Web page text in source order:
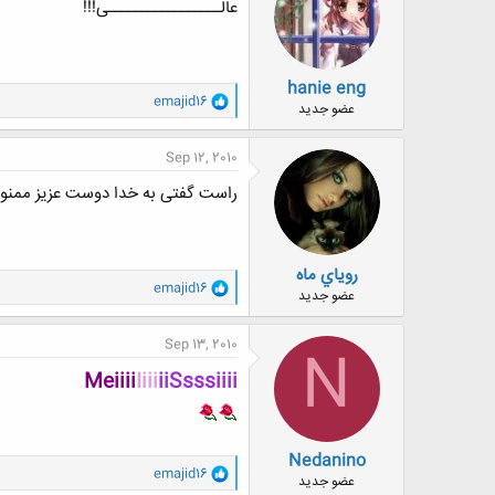
ا
hanie eng
عضو جدید
عالـــــــــــــــــی!!!
و
ا
ک
ش
ه
ا
emajid16
روياي ماه
عضو جدید
Sep 12, 2010
راست گفتی به خدا دوست عزیز
و
ا
ک
ن
ش
ه
ا
:
emajid16
N
Nedanino
عضو جدید
Sep 13, 2010
MeiiiiIiiiiiSsssiiii
و
ا
emajid16